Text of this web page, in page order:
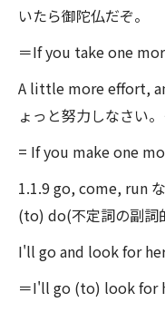
いたら御陀仏だぞ。
＝If you take one
A little more effort,
ょっと努力しなさい
= If you make one
1.1.9 go, come, run
(to) do(不定詞の副詞
I'll go and look for
＝I'll go (to) look for